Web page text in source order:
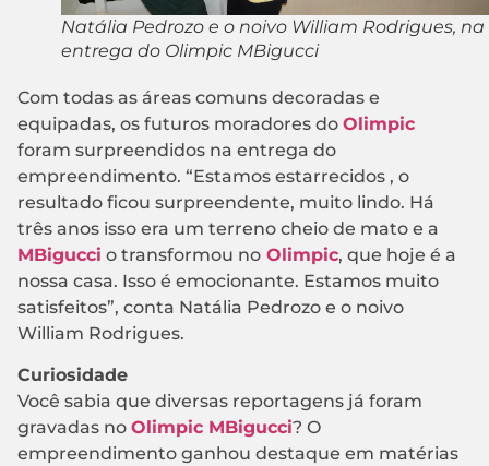
Natália Pedrozo e o noivo William Rodrigues, na
entrega do Olimpic MBigucci
Com todas as áreas comuns decoradas e
equipadas, os futuros moradores do Olimpic
foram surpreendidos na entrega do
empreendimento. “Estamos estarrecidos , o
resultado ficou surpreendente, muito lindo. Há
três anos isso era um terreno cheio de mato e a
MBigucci o transformou no Olimpic, que hoje é a
nossa casa. Isso é emocionante. Estamos muito
satisfeitos”, conta Natália Pedrozo e o noivo
William Rodrigues.
Curiosidade
Você sabia que diversas reportagens já foram
gravadas no Olimpic MBigucci? O
empreendimento ganhou destaque em matérias